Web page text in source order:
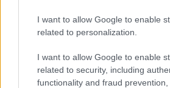
I want to allow Google to enable
related to personalization.
I want to allow Google to enable
related to security, including
functionality and fraud
Rasoio elettrico Braun Serie 3
caratteristiche principali
FUTURE